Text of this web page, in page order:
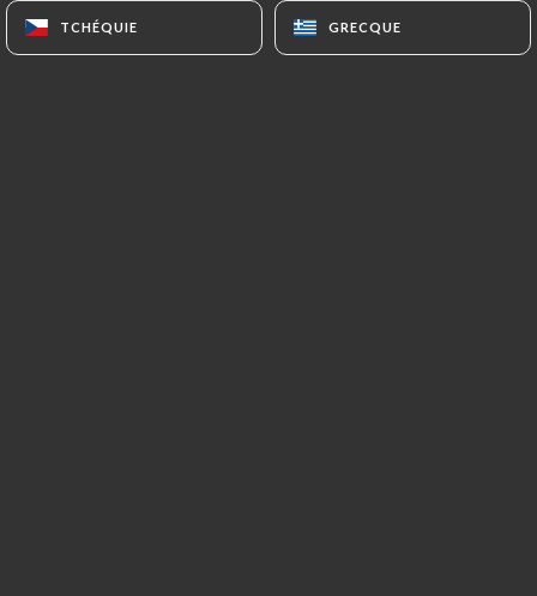
TCHÉQUIE GRECQUE
quartier mythique de Paris dans le 18e
arrondissement.
TCHÉQUIE GRECQUE